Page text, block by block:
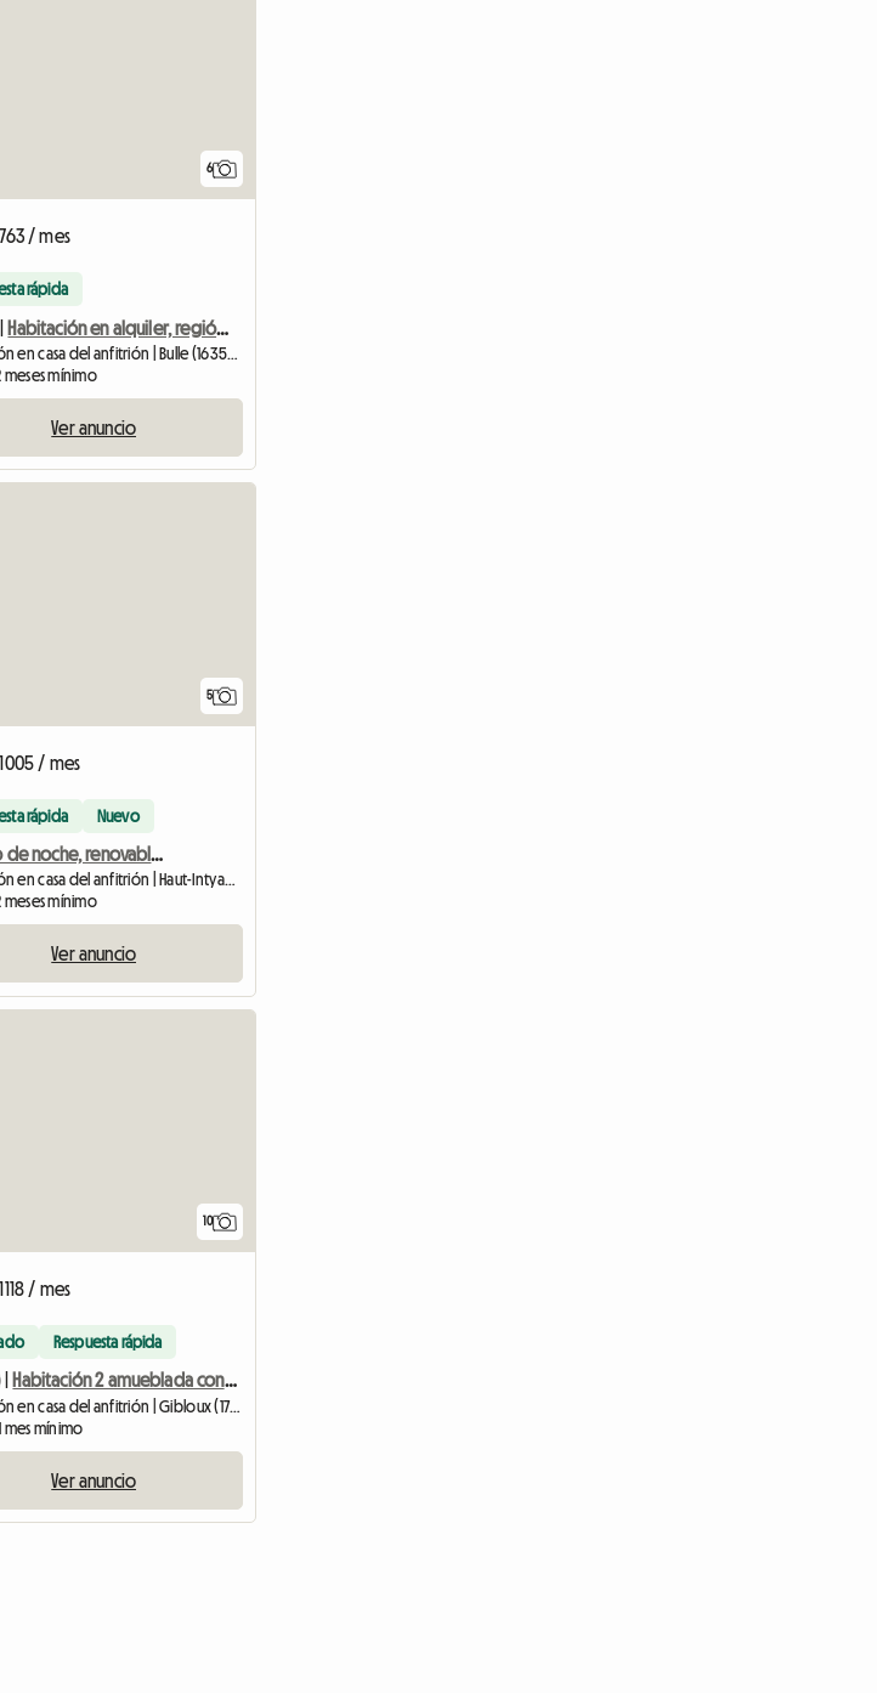
6
/ mes
rápida
Habitación en alquiler, región de Gruyère, Bulle
Habitación en casa del anfitrión | Bulle (1635) | 16 M2
meses mínimo
Ver anuncio
5
/ mes
rápida Nuevo
Espacio de noche, renovable, preaviso de 1 mes en 1669 Neirivue
Habitación en casa del anfitrión | Haut-Intyamon (1669) | 15 M2
meses mínimo
Ver anuncio
10
/ mes
Respuesta rápida
Habitación 2 amueblada con encanto a 15 minutos de Friburgo
Habitación en casa del anfitrión | Gibloux (1727) | 100 M2
mes mínimo
Ver anuncio